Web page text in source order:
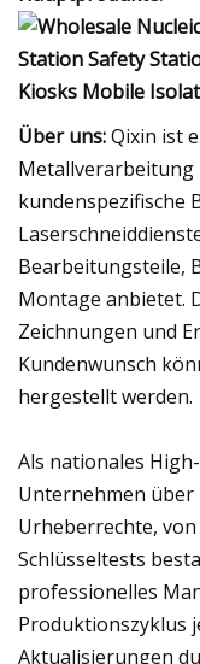
Über uns:Qixin ist
kundenspezifische
Bearbeitungsteile,
Montage anbietet.
Zeichnungen und
Kundenwunsch
hergestellt werden.
Als nationales
Unternehmen über
Urheberrechte,
Schlüsseltests
professionelles
Produktionszyklus
Aktualisierungen